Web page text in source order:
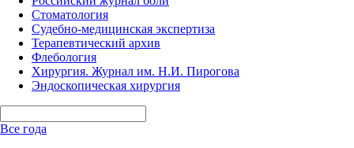
Стоматология
Судебно-медицинская экспертиза
Терапевтический архив
Флебология
Хирургия. Журнал им. Н.И. Пирогова
Эндоскопическая хирургия
Все года